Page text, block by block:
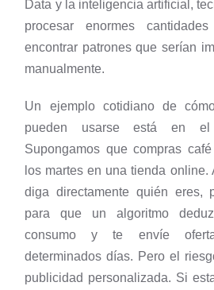
Data y la inteligencia artificial,
procesar enormes
encontrar patrones que serían
manualmente.
Un ejemplo cotidiano de
pueden usarse está en el
Supongamos que compras
los martes en una tienda online.
diga directamente quién eres,
para que un algoritmo
consumo y te envíe
determinados días. Pero el
publicidad personalizada. Si